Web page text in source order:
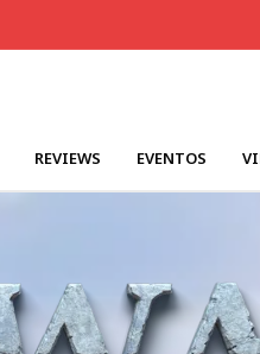
REVIEWS EVENTOS